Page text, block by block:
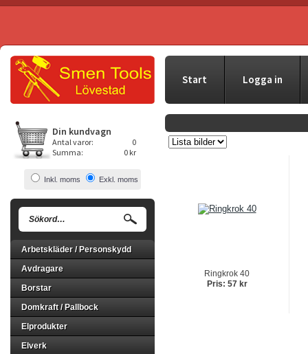
Start Logga in
Din kundvagn
Antal varor:
0
Summa:
0 kr
Inkl. moms Exkl. moms
Arbetskläder / Personskydd
Avdragare
Borstar
Domkraft / Pallbock
Elprodukter
Elverk
Ringkrok 40
Pris: 57 kr